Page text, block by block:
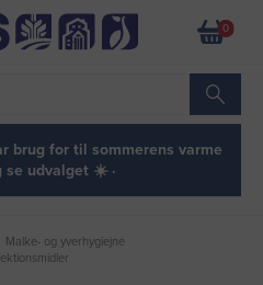
0
brug for til sommerens varme
se udvalget ☀️ ·
Malke- og yverhygiejne